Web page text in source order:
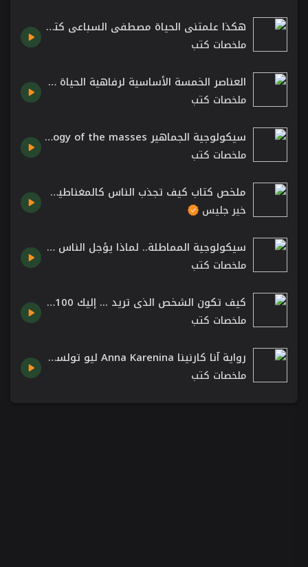
هكذا علمتني الحياة مصطفى السباعي كتاب صوتي مسموع
ملخصات كتب
العناصر الخمسة الأساسية لرفاهية الحياة تلخيص كتاب العيش الرغيد Wellbeing The Five Essential Elements
ملخصات كتب
سيكولوجية الجماهير The psychology of the masses تلخيص كتاب غوستاف لوبون
ملخصات كتب
ملخص كتاب كيف تجذب الناس كالمغناطيس - ليل لاوندس
خير جليس
سيكولوجية المماطلة.. لماذا يؤجل الناس أعمالهم حتى آخر لحظة؟ كتب صوتية مسموعة
ملخصات كتب
كيف تكون الشخص الذي تريد ... إليك 100 طريقة لتحفيز نفسك
ملخصات كتب
رواية آنا كارنينا Anna Karenina ليو تولستوي روايات عالمية كاملة روايات حب رومانسية
ملخصات كتب